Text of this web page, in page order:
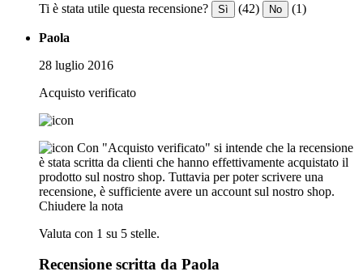
Ti è stata utile questa recensione? Sì (42) No (1)
Paola
28 luglio 2016
Acquisto verificato
Con "Acquisto verificato" si intende che la recensione
è stata scritta da clienti che hanno effettivamente acquistato il
prodotto sul nostro shop. Tuttavia per poter scrivere una
recensione, è sufficiente avere un account sul nostro shop.
Chiudere la nota
Valuta con 1 su 5 stelle.
Recensione scritta da Paola